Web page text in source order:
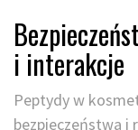
i interakcje
Peptydy w
bezpieczeństwa i